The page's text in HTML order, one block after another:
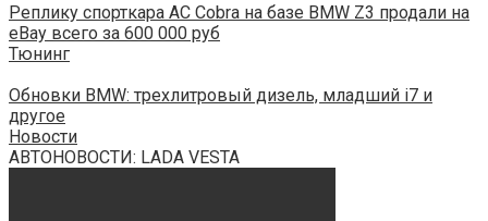
Реплику спорткара AC Cobra на базе BMW Z3 продали на
eBay всего за 600 000 руб
Тюнинг
Обновки BMW: трехлитровый дизель, младший i7 и
другое
Новости
АВТОНОВОСТИ: LADA VESTA